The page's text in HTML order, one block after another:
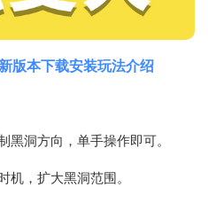
版本下载安装玩法介绍
黑洞方向，单手操作即可。
机，扩大黑洞范围。